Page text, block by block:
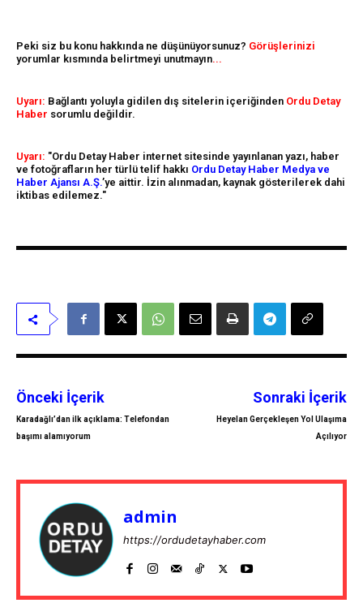
Peki siz bu konu hakkında ne düşünüyorsunuz? Görüşlerinizi
yorumlar kısmında belirtmeyi unutmayın...
Uyarı: Bağlantı yoluyla gidilen dış sitelerin içeriğinden Ordu Detay
Haber sorumlu değildir.
Uyarı: "Ordu Detay Haber internet sitesinde yayınlanan yazı, haber
ve fotoğrafların her türlü telif hakkı Ordu Detay Haber Medya ve
Haber Ajansı A.Ş.’ye aittir. İzin alınmadan, kaynak gösterilerek dahi
iktibas edilemez."
Önceki İçerik
Karadağlı’dan ilk açıklama: Telefondan
başımı alamıyorum
Sonraki İçerik
Heyelan Gerçekleşen Yol Ulaşıma
Açılıyor
admin
https://ordudetayhaber.com